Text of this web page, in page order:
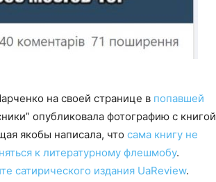
на своей странице в попавшей
опубликовала фотографию с книгой
якобы написала, что сама книгу не
к литературному флешмобу.
сатирического издания UaReview.